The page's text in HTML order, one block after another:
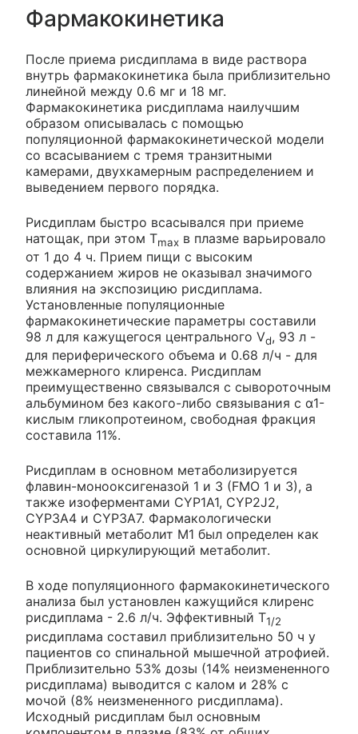
Фармакокинетика
После приема рисдиплама в виде раствора
внутрь фармакокинетика была приблизительно
линейной между 0.6 мг и 18 мг.
Фармакокинетика рисдиплама наилучшим
образом описывалась с помощью
популяционной фармакокинетической модели
со всасыванием с тремя транзитными
камерами, двухкамерным распределением и
выведением первого порядка.
Рисдиплам быстро всасывался при приеме
натощак, при этом Tmax в плазме варьировало
от 1 до 4 ч. Прием пищи с высоким
содержанием жиров не оказывал значимого
влияния на экспозицию рисдиплама.
Установленные популяционные
фармакокинетические параметры составили
98 л для кажущегося центрального Vd, 93 л -
для периферического объема и 0.68 л/ч - для
межкамерного клиренса. Рисдиплам
преимущественно связывался с сывороточным
альбумином без какого-либо связывания с α1-
кислым гликопротеином, свободная фракция
составила 11%.
Рисдиплам в основном метаболизируется
флавин-монооксигеназой 1 и 3 (FMO 1 и 3), а
также изоферментами CYP1A1, CYP2J2,
CYP3A4 и CYP3A7. Фармакологически
неактивный метаболит М1 был определен как
основной циркулирующий метаболит.
В ходе популяционного фармакокинетического
анализа был установлен кажущийся клиренс
рисдиплама - 2.6 л/ч. Эффективный Т1/2
рисдиплама составил приблизительно 50 ч у
пациентов со спинальной мышечной атрофией.
Приблизительно 53% дозы (14% неизмененного
рисдиплама) выводится с калом и 28% с
мочой (8% неизмененного рисдиплама).
Исходный рисдиплам был основным